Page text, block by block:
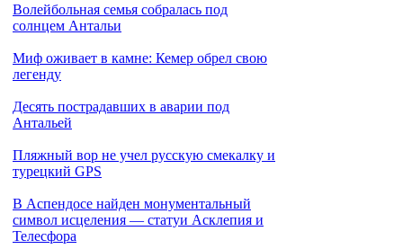
Волейбольная семья собралась под
солнцем Антальи
Миф оживает в камне: Кемер обрел свою
легенду
Десять пострадавших в аварии под
Антальей
Пляжный вор не учел русскую смекалку и
турецкий GPS
В Аспендосе найден монументальный
символ исцеления — статуи Асклепия и
Телесфора